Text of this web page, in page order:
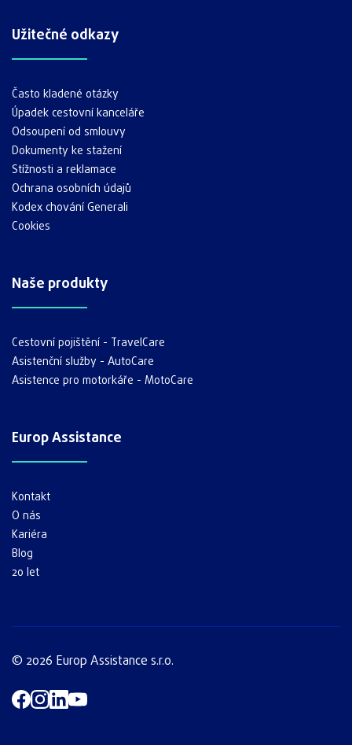
Užitečné odkazy
Často kladené otázky
Úpadek cestovní kanceláře
Odsoupení od smlouvy
Dokumenty ke stažení
Stížnosti a reklamace
Ochrana osobních údajů
Kodex chování Generali
Cookies
Naše produkty
Cestovní pojištění - TravelCare
Asistenční služby - AutoCare
Asistence pro motorkáře - MotoCare
Europ Assistance
Kontakt
O nás
Kariéra
Blog
20 let
© 2026 Europ Assistance s.r.o.